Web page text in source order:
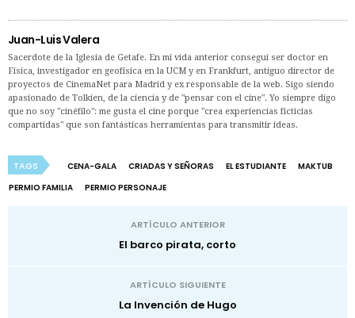
Juan-Luis Valera
Sacerdote de la Iglesia de Getafe. En mi vida anterior conseguí ser doctor en
Física, investigador en geofísica en la UCM y en Frankfurt, antiguo director de
proyectos de CinemaNet para Madrid y ex responsable de la web. Sigo siendo
apasionado de Tolkien, de la ciencia y de "pensar con el cine". Yo siempre digo
que no soy "cinéfilo": me gusta el cine porque "crea experiencias ficticias
compartidas" que son fantásticas herramientas para transmitir ideas.
TAGS CENA-GALA CRIADAS Y SEÑORAS EL ESTUDIANTE
MAKTUB
PERMIO FAMILIA
PERMIO PERSONAJE
ARTÍCULO ANTERIOR
El barco pirata, corto
ARTÍCULO SIGUIENTE
La Invención de Hugo